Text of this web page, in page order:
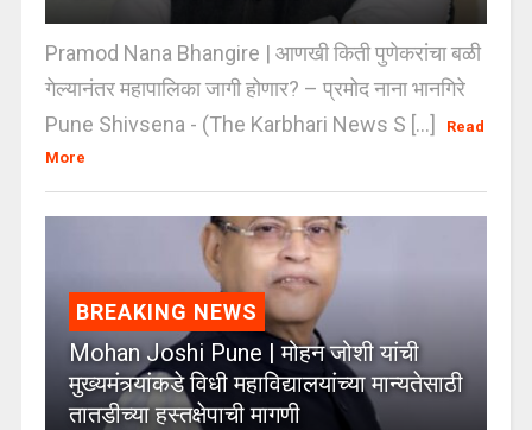
Pramod Nana Bhangire | आणखी किती पुणेकरांचा बळी
गेल्यानंतर महापालिका जागी होणार? – प्रमोद नाना भानगिरे
Pune Shivsena - (The Karbhari News S [...]
Read
More
BREAKING NEWS
Mohan Joshi Pune | मोहन जोशी यांची
मुख्यमंत्र्यांकडे विधी महाविद्यालयांच्या मान्यतेसाठी
तातडीच्या हस्तक्षेपाची मागणी